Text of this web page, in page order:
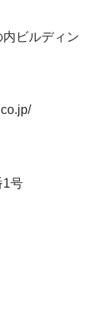
ビルディン
1号